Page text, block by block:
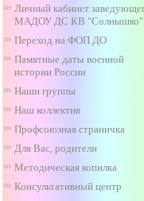
Личный кабинет
МАДОУ ДС КВ "Солнышко"
Переход на ФОП ДО
Памятные даты военной
истории России
Наши группы
Наш коллектив
Профсоюзная страничка
Для Вас, родители
Методическая копилка
Консультативный центр